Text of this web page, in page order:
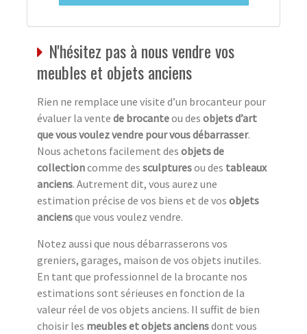
N'hésitez pas à nous vendre vos
meubles et objets anciens
Rien ne remplace une visite d’un brocanteur pour
évaluer la vente de brocanteou des objets d’art
que vous voulez vendre pour vous débarrasser.
Nous achetons facilement des objets de
collectioncomme des sculpturesou des tableaux
anciens. Autrement dit, vous aurez une
estimation précise de vos biens et de vos objets
anciensque vous voulez vendre.
Notez aussi que nous débarrasserons vos
greniers, garages, maison de vos objets inutiles.
En tant que professionnel de la brocante nos
estimations sont sérieuses en fonction de la
valeur réel de vos objets anciens. Il suffit de bien
choisir les meubles et objets anciensdont vous